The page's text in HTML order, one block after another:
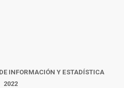
INFORMACIÓN Y ESTADÍSTICA
2022